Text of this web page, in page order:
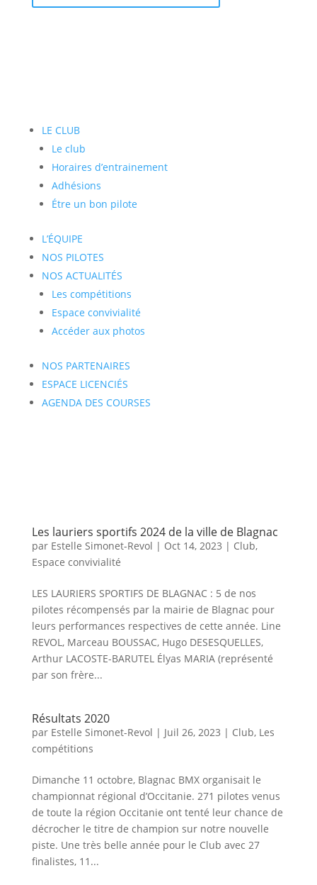
LE CLUB
Le club
Horaires d’entrainement
Adhésions
Étre un bon pilote
L’ÉQUIPE
NOS PILOTES
NOS ACTUALITÉS
Les compétitions
Espace convivialité
Accéder aux photos
NOS PARTENAIRES
ESPACE LICENCIÉS
AGENDA DES COURSES
Les lauriers sportifs 2024 de la ville de Blagnac
par Estelle Simonet-Revol | Oct 14, 2023 | Club,
Espace convivialité
LES LAURIERS SPORTIFS DE BLAGNAC : 5 de nos
pilotes récompensés par la mairie de Blagnac pour
leurs performances respectives de cette année. Line
REVOL, Marceau BOUSSAC, Hugo DESESQUELLES,
Arthur LACOSTE-BARUTEL Élyas MARIA (représenté
par son frère...
Résultats 2020
par Estelle Simonet-Revol | Juil 26, 2023 | Club, Les
compétitions
Dimanche 11 octobre, Blagnac BMX organisait le
championnat régional d’Occitanie. 271 pilotes venus
de toute la région Occitanie ont tenté leur chance de
décrocher le titre de champion sur notre nouvelle
piste. Une très belle année pour le Club avec 27
finalistes, 11...